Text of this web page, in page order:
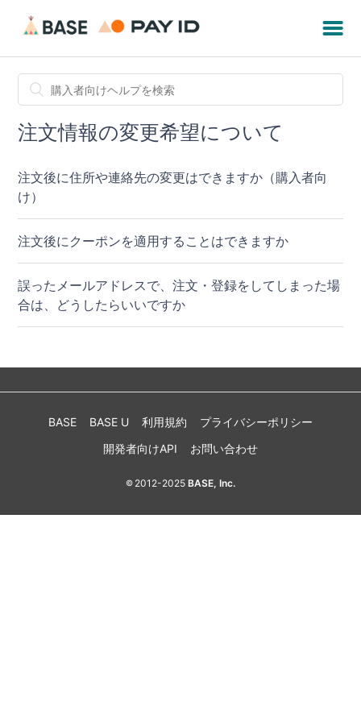
注文情報の変更希望について
注文後に住所や連絡先の変更はできますか（購入者向
け）
注文後にクーポンを適用することはできますか
誤ったメールアドレスで、注文・登録をしてしまった場
合は、どうしたらいいですか
BASE BASE U 利用規約
プライバシーポリシー
開発者向けAPI
お問い合わせ
© 2012-2025BASE, Inc.